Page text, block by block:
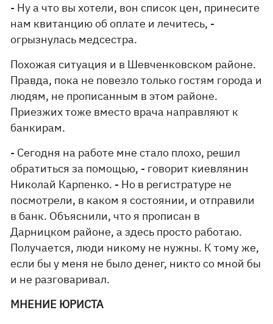
- Ну а что вы хотели, вон список цен, принесите
нам квитанцию об оплате и лечитесь, -
огрызнулась медсестра.
Похожая ситуация и в Шевченковском районе.
Правда, пока не повезло только гостям города и
людям, не прописанным в этом районе.
Приезжих тоже вместо врача направляют к
банкирам.
- Сегодня на работе мне стало плохо, решил
обратиться за помощью, - говорит киевлянин
Николай Карпенко. - Но в регистратуре не
посмотрели, в каком я состоянии, и отправили
в банк. Объяснили, что я прописан в
Дарницком районе, а здесь просто работаю.
Получается, люди никому не нужны. К тому же,
если бы у меня не было денег, никто со мной бы
и не разговаривал.
МНЕНИЕ ЮРИСТА